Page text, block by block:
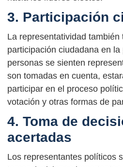
3. Participación
La representatividad también
participación ciudadana en
personas se sienten
son tomadas en cuenta,
participar en el proceso
votación y otras formas de
4. Toma de
acertadas
Los representantes políticos